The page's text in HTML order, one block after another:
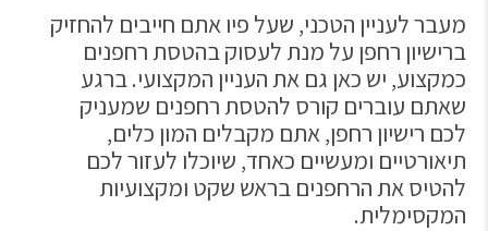
מעבר לעניין הטכני, שעל פיו אתם חייבים להחזיק
ברישיון רחפן על מנת לעסוק בהטסת רחפנים
כמקצוע, יש כאן גם את העניין המקצועי. ברגע
שאתם עוברים קורס להטסת רחפנים שמעניק
לכם רישיון רחפן, אתם מקבלים המון כלים,
תיאורטיים ומעשיים כאחד, שיוכלו לעזור לכם
להטיס את הרחפנים בראש שקט ומקצועיות
המקסימלית.